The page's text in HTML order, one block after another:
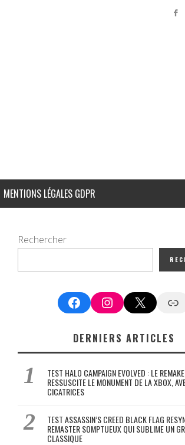
MENTIONS LÉGALES GDPR
Rechercher
FacebookInstagram
X Google
DERNIERS ARTICLES
TEST HALO CAMPAIGN EVOLVED : LE
RESSUSCITE LE MONUMENT DE LA XBOX,
CICATRICES
TEST ASSASSIN’S CREED BLACK FLAG
REMASTER SOMPTUEUX QUI SUBLIME UN
CLASSIQUE